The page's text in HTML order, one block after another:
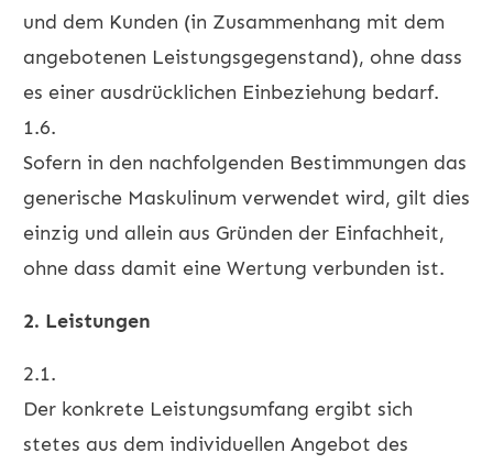
und dem Kunden (in Zusammenhang mit dem
angebotenen Leistungsgegenstand), ohne dass
es einer ausdrücklichen Einbeziehung bedarf.
1.6.
Sofern in den nachfolgenden Bestimmungen das
generische Maskulinum verwendet wird, gilt dies
einzig und allein aus Gründen der Einfachheit,
ohne dass damit eine Wertung verbunden ist.
2. Leistungen
2.1.
Der konkrete Leistungsumfang ergibt sich
stetes aus dem individuellen Angebot des